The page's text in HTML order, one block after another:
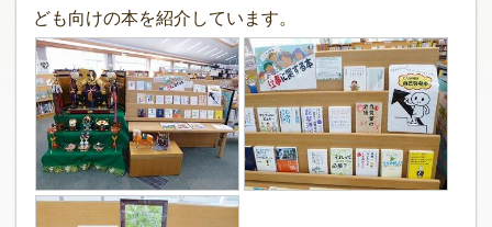
ども向けの本を紹介しています。